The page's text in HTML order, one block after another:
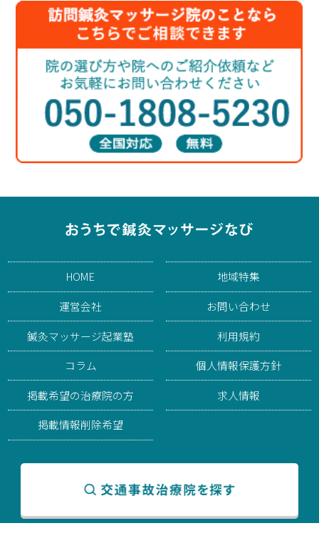
HOME
運営会社
鍼灸マッサージ起業塾
コラム
掲載希望の治療院の方
掲載情報削除希望
地域特集
お問い合わせ
利用規約
個人情報保護方針
求人情報